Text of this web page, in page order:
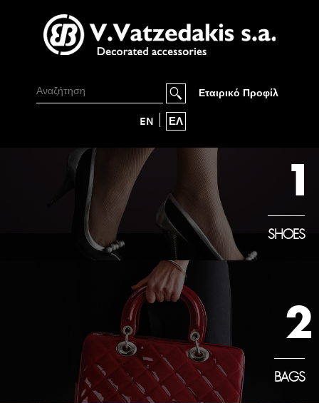
Εταιρικό Προφίλ
EN ΕΛ
1
SHOES
2
BAGS